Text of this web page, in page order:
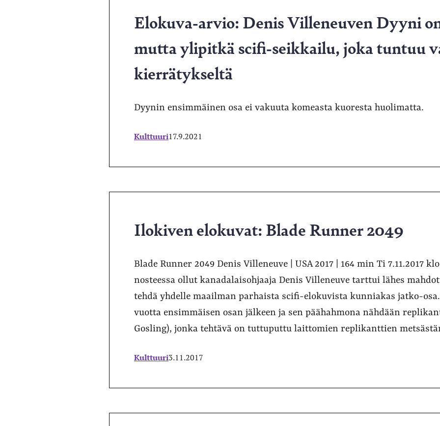
Elokuva-arvio: Denis Villeneuven Dyyni
mutta ylipitkä scifi-seikkailu, joka tuntuu
kierrätykseltä
Dyynin ensimmäinen osa ei vakuuta komeasta kuoresta huolimatta.
Kulttuuri17.9.2021
Ilokiven elokuvat: Blade Runner 2049
Blade Runner 2049 Denis Villeneuve | USA 2017 | 164 min Ti 7.11.2017
nosteessa ollut kanadalaisohjaaja Denis Villeneuve tarttui lähes
tehdä yhdelle maailman parhaista scifi-elokuvista kunniakas jatko-
vuotta ensimmäisen osan jälkeen ja sen päähahmona nähdään
Gosling), jonka tehtävä on tuttuputtu laittomien replikanttien
Kulttuuri3.11.2017